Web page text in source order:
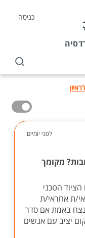
כניסה
לפני יומיים
מקומך
הטכני
ת אחראי/ת
באמת אם סדר
יציב עם אנשים